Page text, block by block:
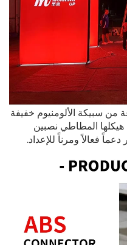
سبيكة الألومنيوم خفيفة
المطاطي نصبين
فعالاً ومرناً للإعداد.